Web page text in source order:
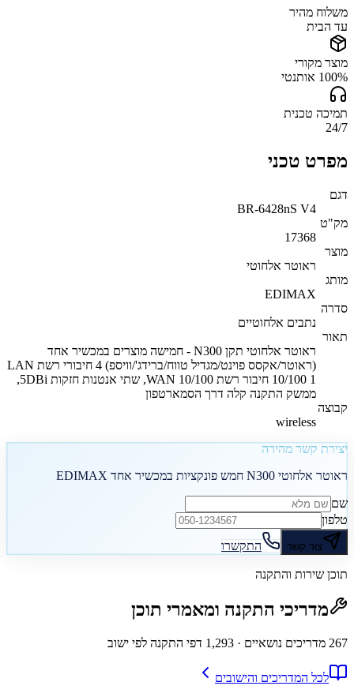
משלוח מהיר
עד הבית
מוצר מקורי
100% אותנטי
תמיכה טכנית
24/7
מפרט טכני
דגם
BR-6428nS V4
מק"ט
17368
מוצר
ראוטר אלחוטי
מותג
EDIMAX
סדרה
נתבים אלחוטיים
תאור
ראוטר אלחוטי תקן N300 - חמישה מוצרים במכשיר אחד
(ראוטר/אקסס פוינט/מגדיל טווח/ברידג'/וויספ) 4 חיבורי רשת LAN
10/100 1 חיבור רשת WAN 10/100, שתי אנטנות חזקות 5DBi,
ממשק התקנה קלה דרך הסמארטפון
קבוצה
wireless
יצירת קשר מהירה
ראוטר אלחוטי N300 חמש פונקציות במכשיר אחד EDIMAX
שם
טלפון
צור קשר התקשרו
תוכן שירות והתקנה
מדריכי התקנה ומאמרי תוכן
267 מדריכים נושאיים · 1,293 דפי התקנה לפי ישוב
לכל המדריכים והישובים